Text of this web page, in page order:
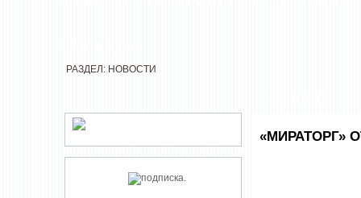
РАЗДЕЛ: НОВОСТИ
«МИРАТОРГ»